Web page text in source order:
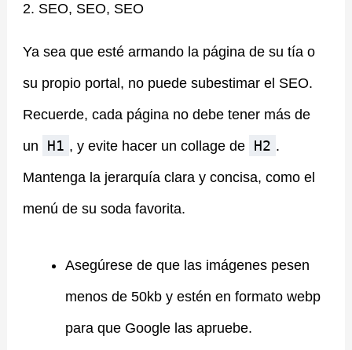
2. SEO, SEO, SEO
Ya sea que esté armando la página de su tía o
su propio portal, no puede subestimar el SEO.
Recuerde, cada página no debe tener más de
un
H1 , y evite hacer un collage de H2 .
Mantenga la jerarquía clara y concisa, como el
menú de su soda favorita.
Asegúrese de que las imágenes pesen
menos de 50kb y estén en formato webp
para que Google las apruebe.